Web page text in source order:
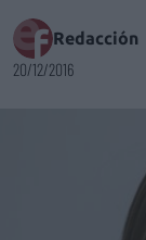
Redacción
20/12/2016